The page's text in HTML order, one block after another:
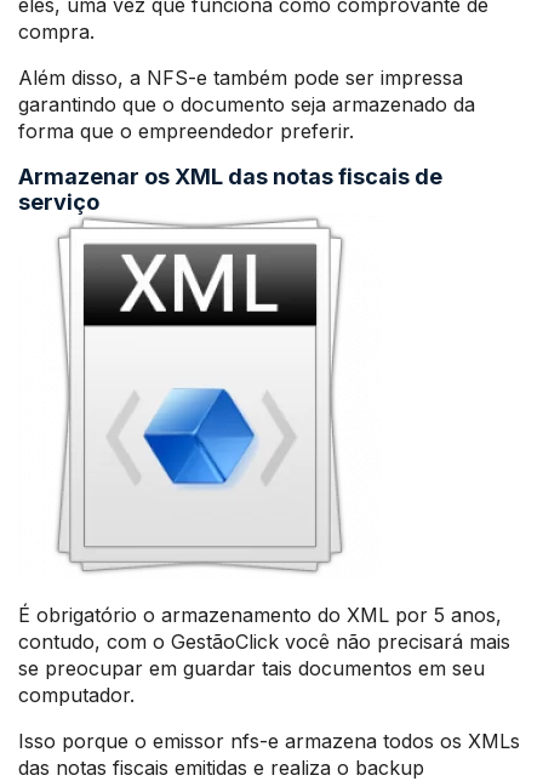
eles, uma vez que funciona como comprovante de
compra.
Além disso, a NFS-e também pode ser impressa
garantindo que o documento seja armazenado da
forma que o empreendedor preferir.
Armazenar os XML das notas fiscais de
serviço
É obrigatório o armazenamento do XML por 5 anos,
contudo, com o GestãoClick você não precisará mais
se preocupar em guardar tais documentos em seu
computador.
Isso porque o emissor nfs-e armazena todos os XMLs
das notas fiscais emitidas e realiza o backup